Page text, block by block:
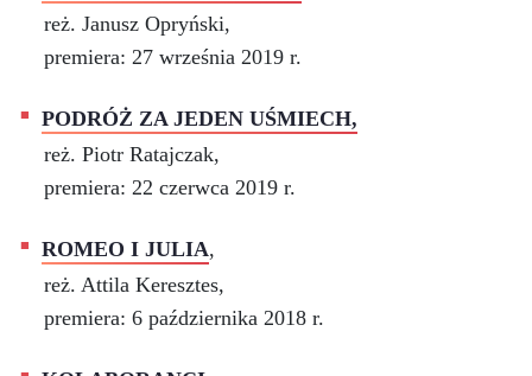
reż. Janusz Opryński,
premiera: 27 września 2019 r.
PODRÓŻ ZA JEDEN UŚMIECH,
reż. Piotr Ratajczak,
premiera: 22 czerwca 2019 r.
ROMEO I JULIA,
reż. Attila Keresztes,
premiera: 6 października 2018 r.